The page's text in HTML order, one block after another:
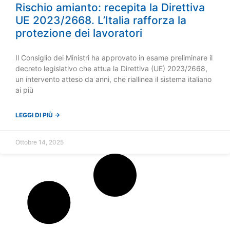
Rischio amianto: recepita la Direttiva
UE 2023/2668. L’Italia rafforza la
protezione dei lavoratori
Il Consiglio dei Ministri ha approvato in esame preliminare il
decreto legislativo che attua la Direttiva (UE) 2023/2668,
un intervento atteso da anni, che riallinea il sistema italiano
ai più
LEGGI DI PIÙ →
Ottobre 14, 2025